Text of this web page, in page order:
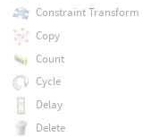
Constraint Transform
Copy
Count
Cycle
Delay
Delete